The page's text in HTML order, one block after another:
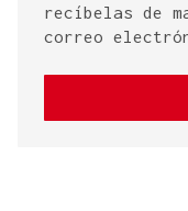
recíbelas de
correo